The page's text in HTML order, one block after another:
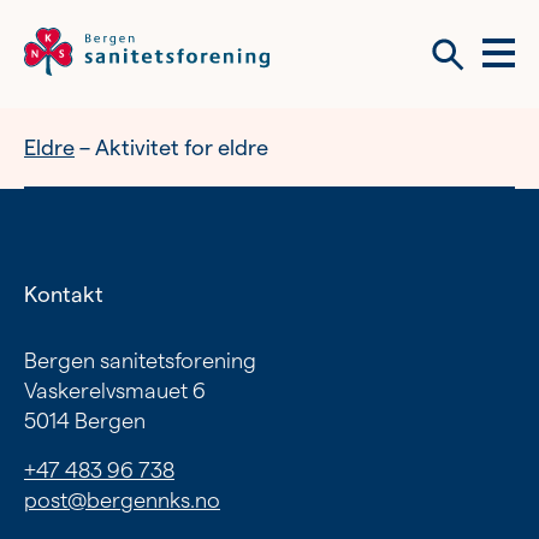
Meny
Vil du bli frivillig?
Bli medlem
Nyhetsbrev
Om tilbudene våre
Kvinnehelse
Eldre Aktivitet for eldre
Kontakt
Bergen sanitetsforening
Vaskerelvsmauet 6
5014 Bergen
+47 483 96 738
post@bergennks.no